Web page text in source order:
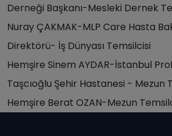
Derneği Başkanı-Mesleki Dernek
Nuray ÇAKMAK-MLP Care Hasta
Direktörü- İş Dünyası Temsilcisi
Hemşire Sinem AYDAR-İstanbul
Taşcıoğlu Şehir Hastanesi - Mezun
Hemşire Berat OZAN-Mezun